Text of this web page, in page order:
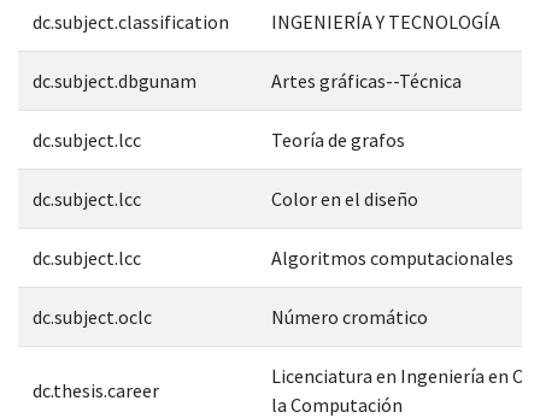
dc.subject.classification INGENIERÍA Y TECNOLOGÍA
dc.subject.dbgunam Artes gráficas--Técnica
dc.subject.lcc Teoría de grafos
dc.subject.lcc Color en el diseño
dc.subject.lcc Algoritmos computacionales
dc.subject.oclc Número cromático
dc.thesis.career
Licenciatura en Ingeniería en
la Computación